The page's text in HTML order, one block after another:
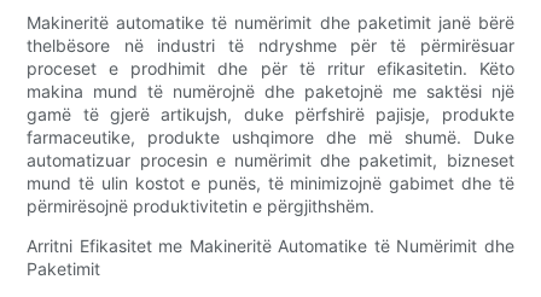
Makineritë automatike të numërimit dhe paketimit janë bërë
thelbësore në industri të ndryshme për të përmirësuar
proceset e prodhimit dhe për të rritur efikasitetin. Këto
makina mund të numërojnë dhe paketojnë me saktësi një
gamë të gjerë artikujsh, duke përfshirë pajisje, produkte
farmaceutike, produkte ushqimore dhe më shumë. Duke
automatizuar procesin e numërimit dhe paketimit, bizneset
mund të ulin kostot e punës, të minimizojnë gabimet dhe të
përmirësojnë produktivitetin e përgjithshëm.
Arritni Efikasitet me Makineritë Automatike të Numërimit dhe
Paketimit